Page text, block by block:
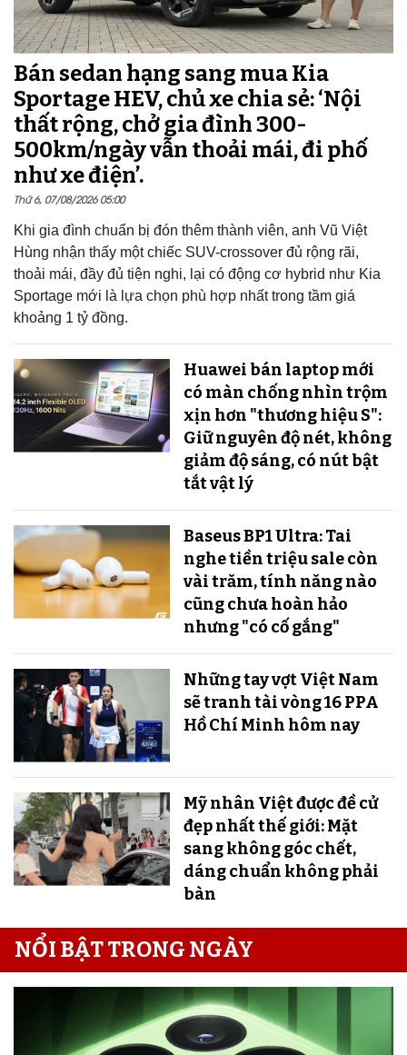
Bán sedan hạng sang mua Kia
Sportage HEV, chủ xe chia sẻ: ‘Nội
thất rộng, chở gia đình 300-
500km/ngày vẫn thoải mái, đi phố
như xe điện’.
Thứ 6, 07/08/2026 05:00
Khi gia đình chuẩn bị đón thêm thành viên, anh Vũ Việt
Hùng nhận thấy một chiếc SUV-crossover đủ rộng rãi,
thoải mái, đầy đủ tiện nghi, lại có động cơ hybrid như Kia
Sportage mới là lựa chọn phù hợp nhất trong tầm giá
khoảng 1 tỷ đồng.
Huawei bán laptop mới
có màn chống nhìn trộm
xịn hơn "thương hiệu S":
Giữ nguyên độ nét, không
giảm độ sáng, có nút bật
tắt vật lý
Baseus BP1 Ultra: Tai
nghe tiền triệu sale còn
vài trăm, tính năng nào
cũng chưa hoàn hảo
nhưng "có cố gắng"
Những tay vợt Việt Nam
sẽ tranh tài vòng 16 PPA
Hồ Chí Minh hôm nay
Mỹ nhân Việt được đề cử
đẹp nhất thế giới: Mặt
sang không góc chết,
dáng chuẩn không phải
bàn
NỔI BẬT TRONG NGÀY